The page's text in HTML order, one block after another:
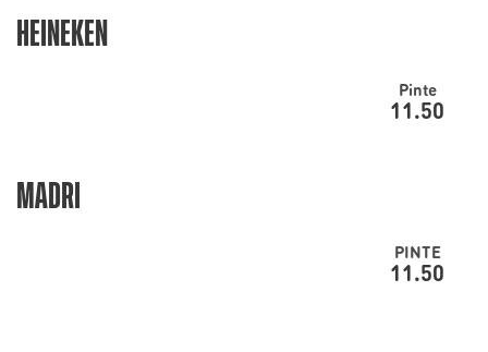
HEINEKEN
Pinte
11.50
MADRI
PINTE
11.50